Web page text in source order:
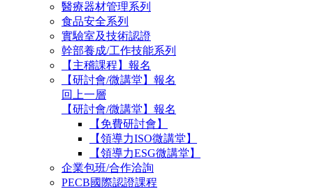
醫療器材管理系列
食品安全系列
實驗室及技術認證
幹部養成/工作技能系列
【主稽課程】報名
【研討會/微講堂】報名
回上一層
【研討會/微講堂】報名
【免費研討會】
【領導力ISO微講堂】
【領導力ESG微講堂】
企業包班/合作洽詢
PECB國際認證課程